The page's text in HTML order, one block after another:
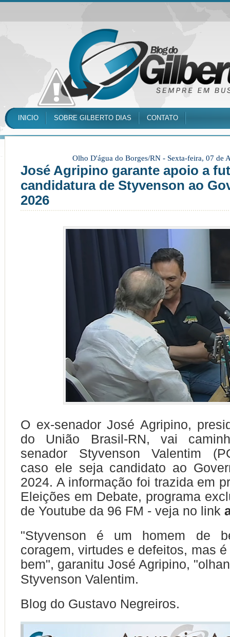
INICIO SOBRE GILBERTO DIAS CONTATO
Olho D'água do Borges/RN - Sexta-feira, 07 de
José Agripino garante apoio a
candidatura de Styvenson ao
2026
O ex-senador José Agripino,
do União Brasil-RN, vai
senador Styvenson Valentim
caso ele seja candidato ao
2024. A informação foi trazida em
Eleições em Debate, programa
de Youtube da 96 FM - veja no link
"Styvenson é um homem de
coragem, virtudes e defeitos, mas
bem", garanitu José Agripino,
Styvenson Valentim.
Blog do Gustavo Negreiros.